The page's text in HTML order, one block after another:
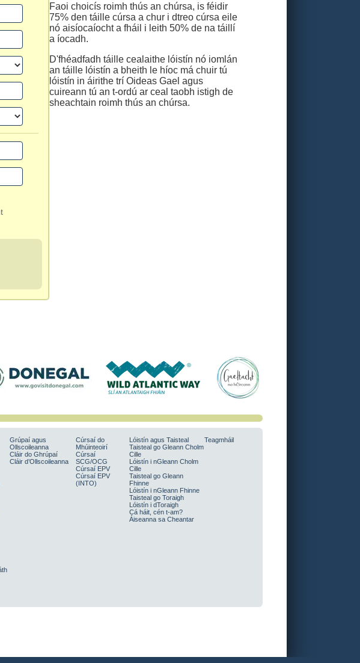
Faoi choicís roimh thús an chúrsa, is féidir
75% den táille cúrsa a chur i dtreo cúrsa eile
nó aisíocaíocht a fháil i leith 50% de na táillí
a íocadh.
D'fhéadfadh táille cealaithe lóistín nó iomlán
an táille lóistín a bheith le híoc má chuir tú
lóistín in áirithe trí Oideas Gael agus
cuireann tú an t‑ordú ar ceal taobh istigh de
sheachtain roimh thús an chúrsa.
Grúpaí agus
Ollscoileanna
Cláir do Ghrúpaí
Cláir d’Ollscoileanna
Cúrsaí do
Mhúinteoirí
Cúrsaí
SCG/OCG
Cúrsaí EPV
Cúrsaí EPV
(INTO)
Lóistín agus Taisteal
Taisteal go Gleann Cholm
Cille
Lóistín i nGleann Cholm
Cille
Taisteal go Gleann
Fhinne
Lóistín i nGleann Fhinne
Taisteal go Toraigh
Lóistín i dToraigh
Cá háit, cén t-am?
Áiseanna sa Cheantar
Teagmháil